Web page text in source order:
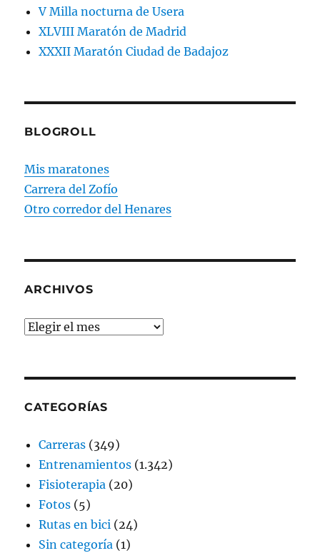
V Milla nocturna de Usera
XLVIII Maratón de Madrid
XXXII Maratón Ciudad de Badajoz
BLOGROLL
Mis maratones
Carrera del Zofío
Otro corredor del Henares
ARCHIVOS
Archivos
CATEGORÍAS
Carreras (349)
Entrenamientos (1.342)
Fisioterapia (20)
Fotos (5)
Rutas en bici (24)
Sin categoría (1)